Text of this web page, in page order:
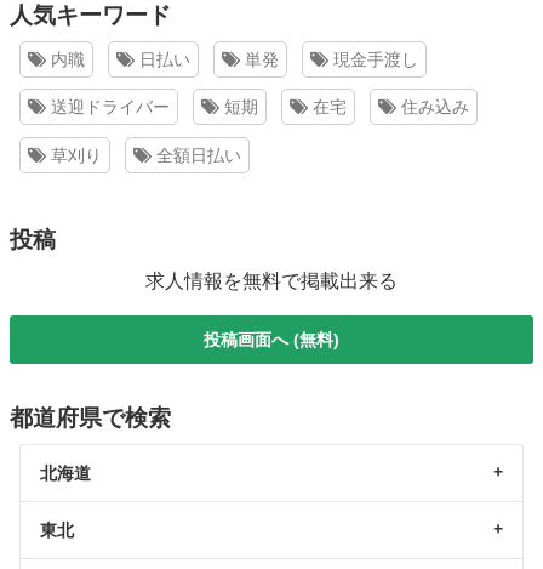
人気キーワード
内職 日払い 単発 現金手渡し
送迎ドライバー 短期 在宅 住み込み
草刈り 全額日払い
投稿
求人情報を無料で掲載出来る
投稿画面へ (無料)
都道府県で検索
北海道
東北